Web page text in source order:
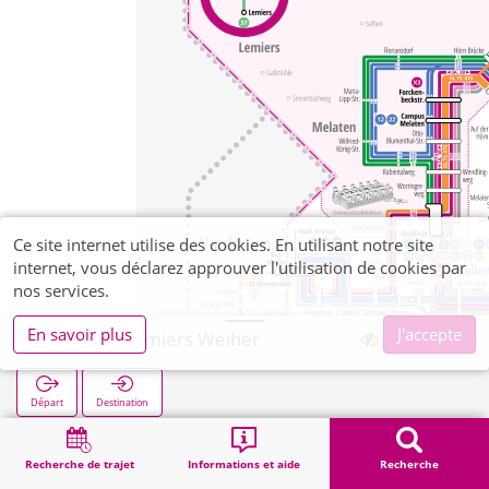
Recherche de trajet Informations et aide Recherche
Orsbach Lemiers Weiher
Départ Destination
Démarrage Recherche Orsbach Lemiers Weiher
Ce site internet utilise des cookies. En utilisant notre site
internet, vous déclarez approuver l'utilisation de cookies par
nos services.
En savoir plus
J'accepte